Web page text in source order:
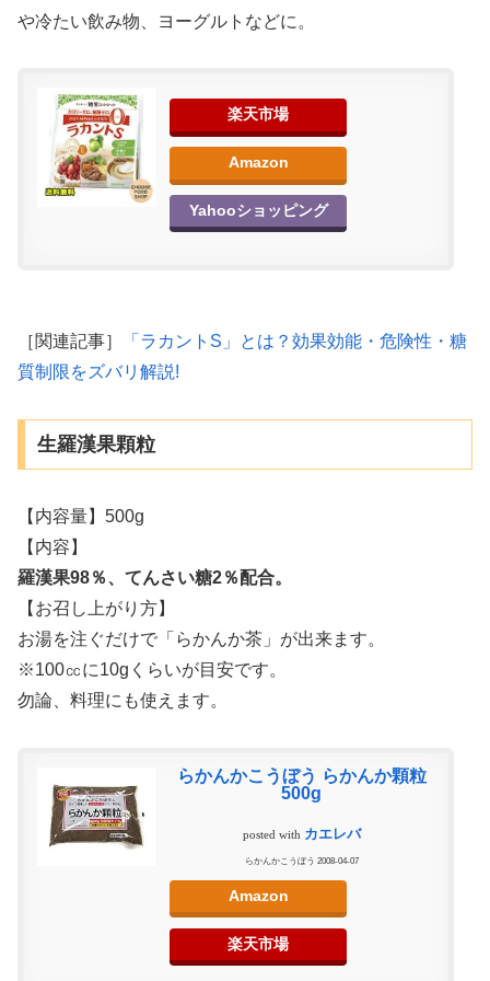
や冷たい飲み物、ヨーグルトなどに。
楽天市場
Amazon
Yahooショッピング
［関連記事］
「ラカントS」とは？効果効能・危険性・糖
質制限をズバリ解説!
生羅漢果顆粒
【内容量】500g
【内容】
羅漢果98％、てんさい糖2％配合。
【お召し上がり方】
お湯を注ぐだけで 「らかんか茶」 が出来ます。
※100㏄に10gくらいが目安です。
勿論、料理にも使えます。
らかんかこうぼう らかんか顆粒
500g
posted with カエレバ
らかんかこうぼう 2008-04-07
Amazon
楽天市場